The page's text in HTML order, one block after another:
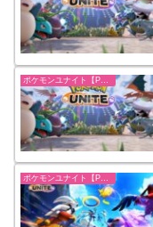
ポケモンユナイト【Pokémon UNITE】